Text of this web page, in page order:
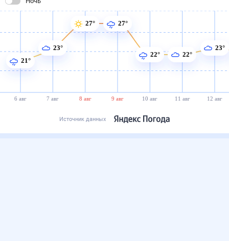
6 авг 7 авг 8 авг 9 авг 10 авг 11 авг 12 авг
21°
23°
27° 27°
22° 22°
23°
Источник данных